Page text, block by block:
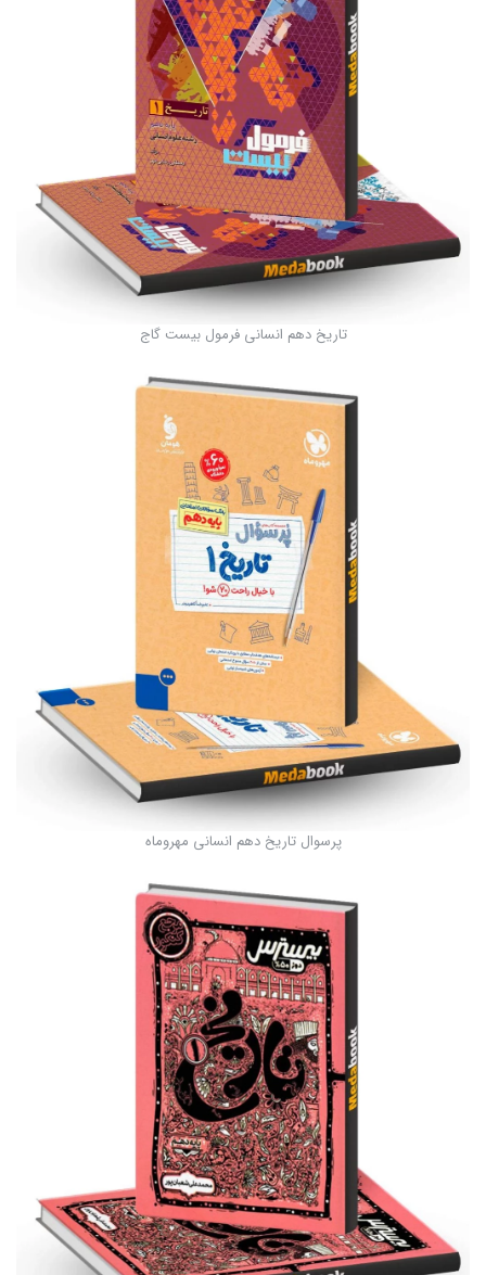
تاریخ دهم انسانی فرمول بیست گاج
پرسوال تاریخ دهم انسانی مهروماه